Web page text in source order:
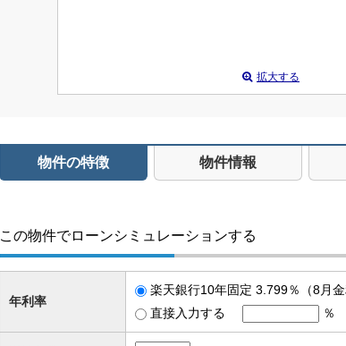
拡大する
物件の特徴 物件情報
この物件でローンシミュレーションする
年利率
楽天銀行10年固定 3.799％（8月金
直接入力する
％